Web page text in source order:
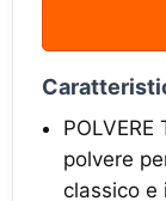
POLVERE
polvere
classico e